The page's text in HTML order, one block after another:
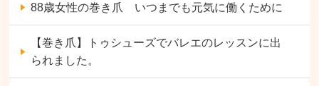
88歳女性の巻き爪 いつまでも元気に働くために
【巻き爪】トゥシューズでバレエのレッスンに出
られました。